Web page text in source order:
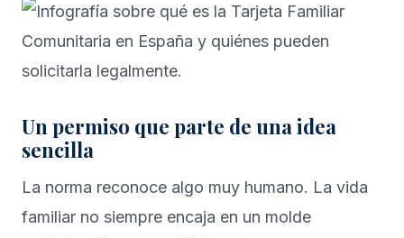
Un permiso que parte de una idea
sencilla
La norma reconoce algo muy humano. La vida
familiar no siempre encaja en un molde